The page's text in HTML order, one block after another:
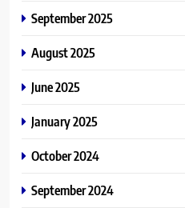
September 2025
August 2025
June 2025
January 2025
October 2024
September 2024